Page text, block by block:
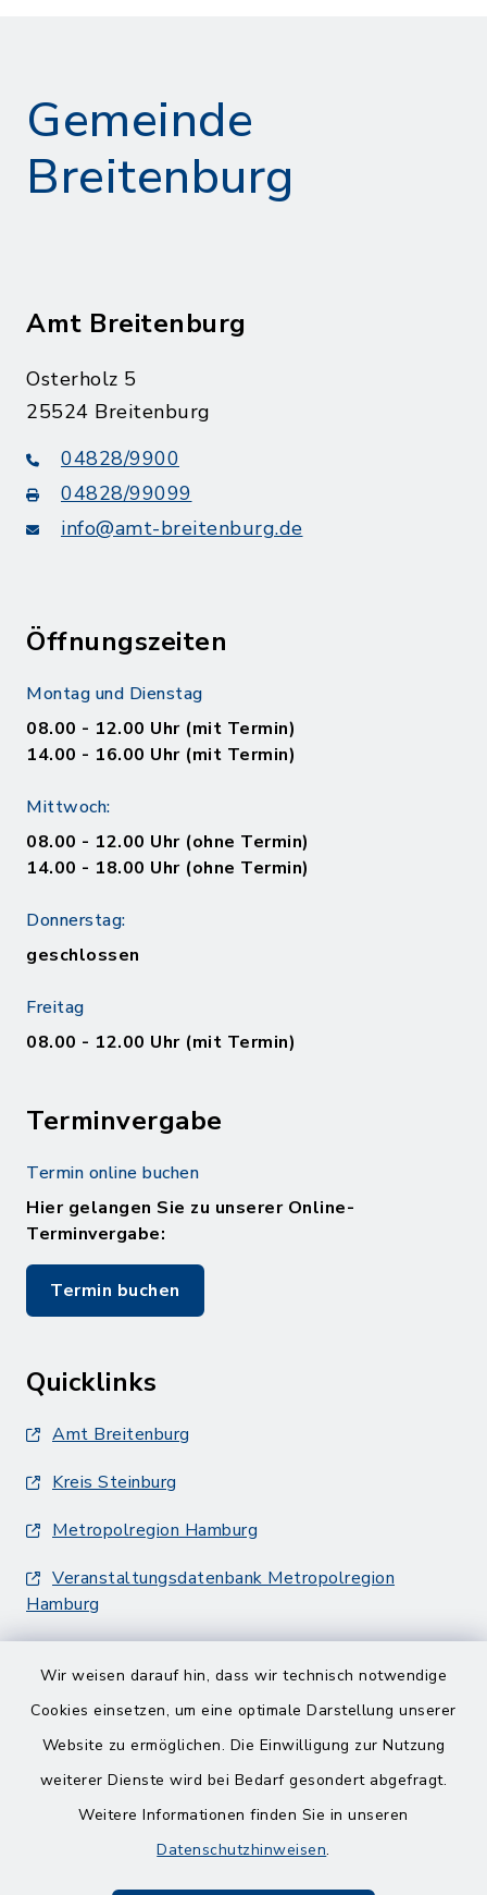
Wir weisen darauf hin, dass wir technisch notwendige
Cookies einsetzen, um eine optimale Darstellung unserer
Website zu ermöglichen. Die Einwilligung zur Nutzung
weiterer Dienste wird bei Bedarf gesondert abgefragt.
Weitere Informationen finden Sie in unseren
Datenschutzhinweisen.
Gemeinde
Breitenburg
Amt Breitenburg
Osterholz 5
25524 Breitenburg
04828/9900
04828/99099
info@amt-breitenburg.de
Öffnungszeiten
Montag und Dienstag
08.00 - 12.00 Uhr (mit Termin)
14.00 - 16.00 Uhr (mit Termin)
Mittwoch:
08.00 - 12.00 Uhr (ohne Termin)
14.00 - 18.00 Uhr (ohne Termin)
Donnerstag:
geschlossen
Freitag
08.00 - 12.00 Uhr (mit Termin)
Terminvergabe
Termin online buchen
Hier gelangen Sie zu unserer Online-
Terminvergabe:
Termin buchen
Quicklinks
Amt Breitenburg
Kreis Steinburg
Metropolregion Hamburg
Veranstaltungsdatenbank Metropolregion
Hamburg
Barrierefreiheit